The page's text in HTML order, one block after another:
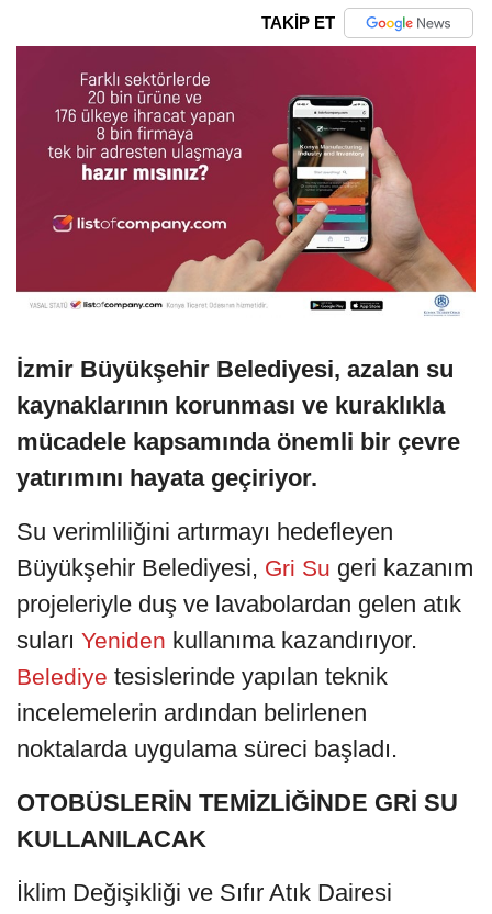
TAKİP ET
İzmir Büyükşehir Belediyesi, azalan su
kaynaklarının korunması ve kuraklıkla
mücadele kapsamında önemli bir çevre
yatırımını hayata geçiriyor.
Su verimliliğini artırmayı hedefleyen
Büyükşehir Belediyesi, Gri Su geri kazanım
projeleriyle duş ve lavabolardan gelen atık
suları Yeniden kullanıma kazandırıyor.
Belediye tesislerinde yapılan teknik
incelemelerin ardından belirlenen
noktalarda uygulama süreci başladı.
OTOBÜSLERİN TEMİZLİĞİNDE GRİ SU
KULLANILACAK
İklim Değişikliği ve Sıfır Atık Dairesi